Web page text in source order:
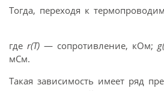
Тогда, переходя к
где r(T) — сопротивление, кОм;
мСм.
Такая зависимость имеет ряд